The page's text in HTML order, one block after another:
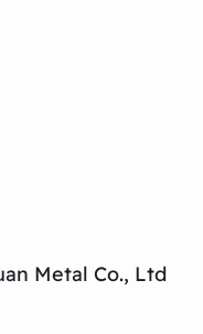
Metal Co., Ltd